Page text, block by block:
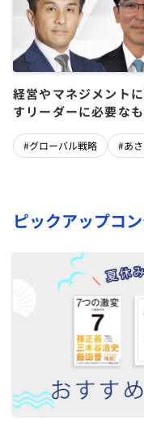
経営やマネジメント
すリーダーに必要な
吉本明憲×河尻陽一郎
#グローバル戦略 #あ
ピックアップコ